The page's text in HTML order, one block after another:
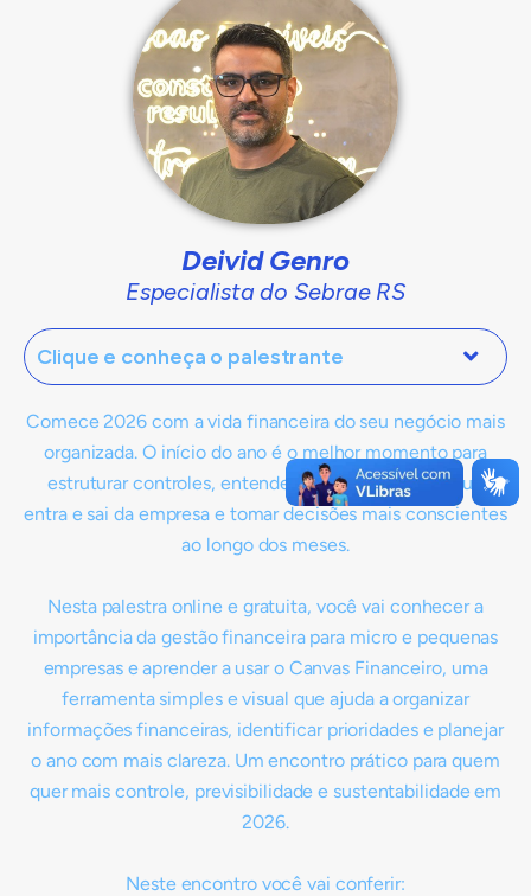
Deivid Genro
Especialista do Sebrae RS
Clique e conheça o palestrante
Comece 2026 com a vida financeira do seu negócio mais
organizada. O início do ano é o melhor momento para
estruturar controles, entender melhor o dinheiro que
entra e sai da empresa e tomar decisões mais conscientes
ao longo dos meses.
Nesta palestra online e gratuita, você vai conhecer a
importância da gestão financeira para micro e pequenas
empresas e aprender a usar o Canvas Financeiro, uma
ferramenta simples e visual que ajuda a organizar
informações financeiras, identificar prioridades e planejar
o ano com mais clareza. Um encontro prático para quem
quer mais controle, previsibilidade e sustentabilidade em
2026.
Neste encontro você vai conferir: